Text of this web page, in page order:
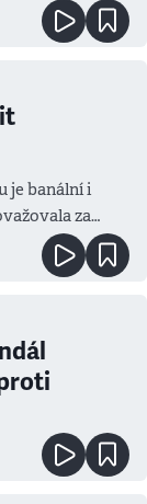
je banální i
za